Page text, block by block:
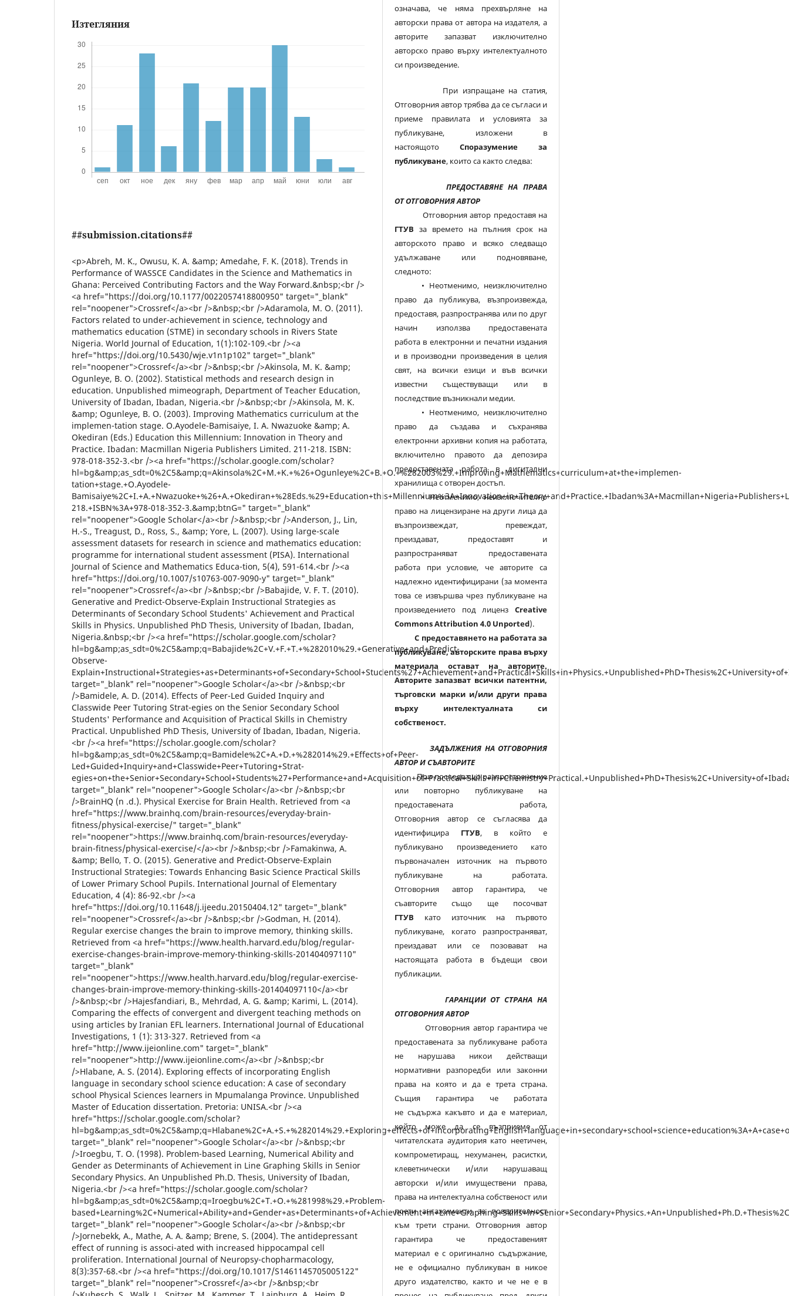
Изтегляния
##submission.citations##
<p>Abreh, M. K., Owusu, K. A. &amp; Amedahe, F. K. (2018). Trends in Performance of WASSCE Candidates in the Science and Mathematics in Ghana: Perceived Contributing Factors and the Way Forward.&nbsp;<br /><a href="https://doi.org/10.1177/0022057418800950" target="_blank" rel="noopener">Crossref</a><br />&nbsp;<br />Adaramola, M. O. (2011). Factors related to under-achievement in science, technology and mathematics education (STME) in secondary schools in Rivers State Nigeria. World Journal of Education, 1(1):102-109.<br /><a href="https://doi.org/10.5430/wje.v1n1p102" target="_blank" rel="noopener">Crossref</a><br />&nbsp;<br />Akinsola, M. K. &amp; Ogunleye, B. O. (2002). Statistical methods and research design in education. Unpublished mimeograph, Department of Teacher Education, University of Ibadan, Ibadan, Nigeria.<br />&nbsp;<br />Akinsola, M. K. &amp; Ogunleye, B. O. (2003). Improving Mathematics curriculum at the implemen-tation stage. O.Ayodele-Bamisaiye, I. A. Nwazuoke &amp; A. Okediran (Eds.) Education this Millennium: Innovation in Theory and Practice. Ibadan: Macmillan Nigeria Publishers Limited. 211-218. ISBN: 978-018-352-3.<br /><a href="https://scholar.google.com/scholar?hl=bg&amp;as_sdt=0%2C5&amp;q=Akinsola%2C+M.+K.+%26+Ogunleye%2C+B.+O.+%282003%29.+Improving+Mathematics+curriculum+at+the+implemen-tation+stage.+O.Ayodele-Bamisaiye%2C+I.+A.+Nwazuoke+%26+A.+Okediran+%28Eds.%29+Education+this+Millennium%3A+Innovation+in+Theory+and+Practice.+Ibadan%3A+Macmillan+Nigeria+Publishers+Limited.+211-218.+ISBN%3A+978-018-352-3.&amp;btnG=" target="_blank" rel="noopener">Google Scholar</a><br />&nbsp;<br />Anderson, J., Lin, H.-S., Treagust, D., Ross, S., &amp; Yore, L. (2007). Using large-scale assessment datasets for research in science and mathematics education: programme for international student assessment (PISA). International Journal of Science and Mathematics Educa-tion, 5(4), 591-614.<br /><a href="https://doi.org/10.1007/s10763-007-9090-y" target="_blank" rel="noopener">Crossref</a><br />&nbsp;<br />Babajide, V. F. T. (2010). Generative and Predict-Observe-Explain Instructional Strategies as Determinants of Secondary School Students' Achievement and Practical Skills in Physics. Unpublished PhD Thesis, University of Ibadan, Ibadan, Nigeria.&nbsp;<br /><a href="https://scholar.google.com/scholar?hl=bg&amp;as_sdt=0%2C5&amp;q=Babajide%2C+V.+F.+T.+%282010%29.+Generative+and+Predict-Observe-Explain+Instructional+Strategies+as+Determinants+of+Secondary+School+Students%27+Achievement+and+Practical+Skills+in+Physics.+Unpublished+PhD+Thesis%2C+University+of+Ibadan%2C+Ibadan%2C+Nigeria.&amp;btnG=" target="_blank" rel="noopener">Google Scholar</a><br />&nbsp;<br />Bamidele, A. D. (2014). Effects of Peer-Led Guided Inquiry and Classwide Peer Tutoring Strat-egies on the Senior Secondary School Students' Performance and Acquisition of Practical Skills in Chemistry Practical. Unpublished PhD Thesis, University of Ibadan, Ibadan, Nigeria.<br /><a href="https://scholar.google.com/scholar?hl=bg&amp;as_sdt=0%2C5&amp;q=Bamidele%2C+A.+D.+%282014%29.+Effects+of+Peer-Led+Guided+Inquiry+and+Classwide+Peer+Tutoring+Strat-egies+on+the+Senior+Secondary+School+Students%27+Performance+and+Acquisition+of+Practical+Skills+in+Chemistry+Practical.+Unpublished+PhD+Thesis%2C+University+of+Ibadan%2C+Ibadan%2C+Nigeria.&amp;btnG=" target="_blank" rel="noopener">Google Scholar</a><br />&nbsp;<br />BrainHQ (n .d.). Physical Exercise for Brain Health. Retrieved from <a href="https://www.brainhq.com/brain-resources/everyday-brain-fitness/physical-exercise/" target="_blank" rel="noopener">https://www.brainhq.com/brain-resources/everyday-brain-fitness/physical-exercise/</a><br />&nbsp;<br />Famakinwa, A. &amp; Bello, T. O. (2015). Generative and Predict-Observe-Explain Instructional Strategies: Towards Enhancing Basic Science Practical Skills of Lower Primary School Pupils. International Journal of Elementary Education, 4 (4): 86-92.<br /><a href="https://doi.org/10.11648/j.ijeedu.20150404.12" target="_blank" rel="noopener">Crossref</a><br />&nbsp;<br />Godman, H. (2014). Regular exercise changes the brain to improve memory, thinking skills. Retrieved from <a href="https://www.health.harvard.edu/blog/regular-exercise-changes-brain-improve-memory-thinking-skills-201404097110" target="_blank" rel="noopener">https://www.health.harvard.edu/blog/regular-exercise-changes-brain-improve-memory-thinking-skills-201404097110</a><br />&nbsp;<br />Hajesfandiari, B., Mehrdad, A. G. &amp; Karimi, L. (2014). Comparing the effects of convergent and divergent teaching methods on using articles by Iranian EFL learners. International Journal of Educational Investigations, 1 (1): 313-327. Retrieved from <a href="http://www.ijeionline.com" target="_blank" rel="noopener">http://www.ijeionline.com</a><br />&nbsp;<br />Hlabane, A. S. (2014). Exploring effects of incorporating English language in secondary school science education: A case of secondary school Physical Sciences learners in Mpumalanga Province. Unpublished Master of Education dissertation. Pretoria: UNISA.<br /><a href="https://scholar.google.com/scholar?hl=bg&amp;as_sdt=0%2C5&amp;q=Hlabane%2C+A.+S.+%282014%29.+Exploring+effects+of+incorporating+English+language+in+secondary+school+science+education%3A+A+case+of+secondary+school+Physical+Sciences+learners+in+Mpumalanga+Province.+Unpublished+Master+of+Education+dissertation.+Pretoria%3A+UNISA.&amp;btnG=" target="_blank" rel="noopener">Google Scholar</a><br />&nbsp;<br />Iroegbu, T. O. (1998). Problem-based Learning, Numerical Ability and Gender as Determinants of Achievement in Line Graphing Skills in Senior Secondary Physics. An Unpublished Ph.D. Thesis, University of Ibadan, Nigeria.<br /><a href="https://scholar.google.com/scholar?hl=bg&amp;as_sdt=0%2C5&amp;q=Iroegbu%2C+T.+O.+%281998%29.+Problem-based+Learning%2C+Numerical+Ability+and+Gender+as+Determinants+of+Achievement+in+Line+Graphing+Skills+in+Senior+Secondary+Physics.+An+Unpublished+Ph.D.+Thesis%2C+University+of+Ibadan%2C+Nigeria.&amp;btnG=" target="_blank" rel="noopener">Google Scholar</a><br />&nbsp;<br />Jornebekk, A., Mathe, A. A. &amp; Brene, S. (2004). The antidepressant effect of running is associ-ated with increased hippocampal cell proliferation. International Journal of Neuropsy-chopharmacology, 8(3):357-68.<br /><a href="https://doi.org/10.1017/S1461145705005122" target="_blank" rel="noopener">Crossref</a><br />&nbsp;<br />Kubesch, S., Walk, L., Spitzer, M., Kammer, T., Lainburg, A., Heim, R. &amp; Hille, K. (2009). A 30-min physical education program improves students' executive attention. Mind Brain Education, 3:235-242.<br /><a href="https://doi.org/10.1111/j.1751-228X.2009.01076.x" target="_blank" rel="noopener">Crossref</a><br />&nbsp;<br />Lemmer, E. &amp; Van Wyk, N. (2010). Themes in South African Education: For the comparative educationist. Cape Town: Heinemann.<br />&nbsp;<br />Molteni, R, Zheng J. Q., Ying, Z., G&oacute;mez-Pinilla, F. &amp; Twiss, J. L. (2004). Voluntary exercise increases axonal regeneration from sensory neurons. Proceedings of the National Academy of Science, 101(22):8473-8478.<br /><a href="https://doi.org/10.1073/pnas.0401443101" target="_blank" rel="noopener">Crossref</a><br />&nbsp;<br />Muzah, P. (2011). An exploration into the school-related factors that cause high matriculation failure rates in Physical science in public high schools of Alexandra Township. Un-published Master of Education Dissertation, University of South Africa.<br /><a href="https://scholar.google.com/scholar?hl=bg&amp;as_sdt=0%2C5&amp;q=Muzah%2C+P.+%282011%29.+An+exploration+into+the+school-related+factors+that+cause+high+matriculation+failure+rates+in+Physical+science+in+public+high+schools+of+Alexandra+Township.+Un-published+Master+of+Education+Dissertation%2C+University+of+South+Africa.&amp;btnG=" target="_blank" rel="noopener">Google Scholar</a><br />&nbsp;<br />Mwaba, K. (2011). The performance of female pupils in Physical science at Serenje Technical High School. Academic Production Unit, University of Zambia.<br />&nbsp;<br />Mwenda, E., Gitaari, E., Nyaga, G., Muthaa, G. &amp; Reche, G. (2013). Factors contributing to students' poor performance in mathematics in public secondary schools in Tharaka South district Kenya. Journal of Education and Practice, 4 (7): 93-99.<br /><a href="https://scholar.google.com/scholar?hl=bg&amp;as_sdt=0%2C5&amp;q=Mwenda%2C+E.%2C+Gitaari%2C+E.%2C+Nyaga%2C+G.%2C+Muthaa%2C+G.+%26+Reche%2C+G.+%282013%29.+Factors+contributing+to+students%27+poor+performance+in+mathematics+in+public+secondary+schools+in+Tharaka+South+district+Kenya.+Journal+of+Education+and+Practice%2C+4+%287%29%3A+93-99.&amp;btnG=" target="_blank" rel="noopener">Google Scholar</a><br />&nbsp;<br />Ngema, M. H. (2016). Factors that cause poor performance in science subjects at ingwavuma circuit. Unpublished M. Ed. Dissertation, University of South Africa.<br />&nbsp;<br />Nocturne (2018). 4 things your brain needs daily to thrive. Retrieved 20 September, 2019 from <a href="https://nocturne.se/blog/2018/7/3/4-things-your-brain-needs-daily-to-thrive." target="_blank" rel="noopener">https://nocturne.se/blog/2018/7/3/4-things-your-brain-needs-daily-to-thrive.</a><br />&nbsp;<br />Ogunlela, V. B. &amp; Ogunleye, B. O. (2014). Promoting quality assurance practices for ODL programmes in West Africa higher education institutions: The role of RETRIDAL. International Open and Distance Learning Journal. 4th ACDE 2014 Special Edition, 95-108.<br /><a href="https://scholar.google.com/scholar?hl=bg&amp;as_sdt=0%2C5&amp;q=Ogunlela%2C+V.+B.+%26+Ogunleye%2C+B.+O.+%282014%29.+Promoting+quality+assurance+practices+for+ODL+programmes+in+West+Africa+higher+education+institutions%3A+The+role+of+RETRIDAL.+International+Open+and+Distance+Learning+Journal.+4th+ACDE+2014+Special+Edition%2C+95-108.&amp;btnG=" target="_blank" rel="noopener">Google Scholar</a><br />&nbsp;<br />Ogunleye, B. O
означава, че няма прехвърляне на
авторски права от автора на издателя, а
авторите запазват изключително
авторско право върху интелектуалното
си произведение.
При изпращане на статия,
Отговорния автор трябва да се съгласи и
приеме правилата и условията за
публикуване, изложени в
настоящото Споразумение за
публикуване, които са както следва:
ПРЕДОСТАВЯНЕ НА ПРАВА
ОТ ОТГОВОРНИЯ АВТОР
Отговорния автор предоставя на
ГТУВ за времето на пълния срок на
авторското право и всяко следващо
удължаване или подновяване,
следното:
• Неотменимо, неизключително
право да публикува, възпроизвежда,
предоставя, разпространява или по друг
начин използва предоставената
работа в електронни и печатни издания
и в производни произведения в целия
свят, на всички езици и във всички
известни съществуващи или в
последствие възникнали медии.
• Неотменимо, неизключително
право да създава и съхранява
електронни архивни копия на работата,
включително правото да депозира
предоставената работа в дигитални
хранилища с отворен достъп.
• Неотменимо, неизключително
право на лицензиране на други лица да
възпроизвеждат, превеждат,
преиздават, предоставят и
разпространяват предоставената
работа при условие, че авторите са
надлежно идентифицирани (за момента
това се извършва чрез публикуване на
произведението под лиценз Creative
Commons Attribution 4.0 Unported).
С предоставянето на работата за
публикуване, авторските права върху
материала остават на авторите.
Авторите запазват всички патентни,
търговски марки и/или други права
върху интелектуалната си
собственост.
ЗАДЪЛЖЕНИЯ НА ОТГОВОРНИЯ
АВТОР И СЪАВТОРИТЕ
При последващо разпространение
или повторно публикуване на
предоставената работа,
Отговорния автор се съгласява да
идентифицира ГТУВ, в който е
публикувано произведението като
първоначален източник на първото
публикуване на работата.
Отговорния автор гарантира, че
съавторите също ще посочват
ГТУВ като източник на първото
публикуване, когато разпространяват,
преиздават или се позовават на
настоящата работа в бъдещи свои
публикации.
ГАРАНЦИИ ОТ СТРАНА НА
ОТГОВОРНИЯ АВТОР
Отговорния автор гарантира че
предоставената за публикуване работа
не нарушава никои действащи
нормативни разпоредби или законни
права на която и да е трета страна.
Същия гарантира че работата
не съдържа какъвто и да е материал,
който може да се възприеме от
читателската аудитория като неетичен,
компрометиращ, нехуманен, расистки,
клеветнически и/или нарушаващ
авторски и/или имуществени права,
права на интелектуална собственост или
поети ангажименти за поверителност
към трети страни. Отговорния автор
гарантира че предоставеният
материал е с оригинално съдържание,
не е официално публикуван в никое
друго издателство, както и че не е в